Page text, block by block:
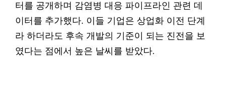
터를 공개하며 감염병 대응 파이프라인 관련 데
이터를 추가했다. 이들 기업은 상업화 이전 단계
라 하더라도 후속 개발의 기준이 되는 진전을 보
였다는 점에서 높은 날씨를 받았다.